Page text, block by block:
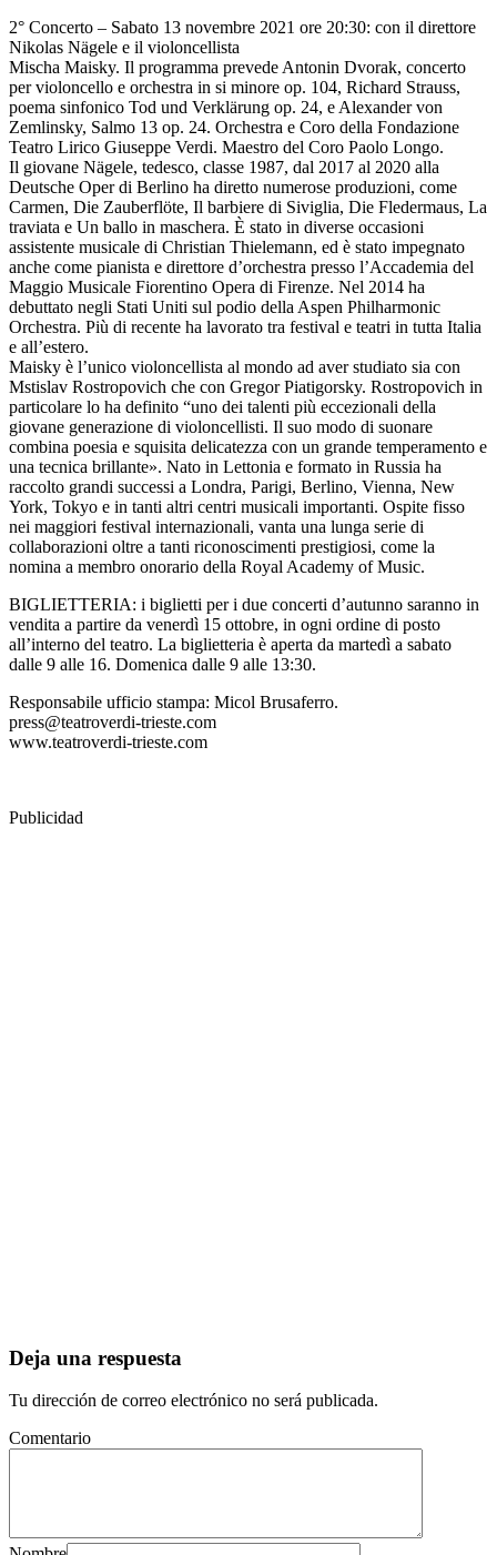
2° Concerto – Sabato 13 novembre 2021 ore 20:30: con il direttore
Nikolas Nägele e il violoncellista
Mischa Maisky. Il programma prevede Antonin Dvorak, concerto
per violoncello e orchestra in si minore op. 104, Richard Strauss,
poema sinfonico Tod und Verklärung op. 24, e Alexander von
Zemlinsky, Salmo 13 op. 24. Orchestra e Coro della Fondazione
Teatro Lirico Giuseppe Verdi. Maestro del Coro Paolo Longo.
Il giovane Nägele, tedesco, classe 1987, dal 2017 al 2020 alla
Deutsche Oper di Berlino ha diretto numerose produzioni, come
Carmen, Die Zauberflöte, Il barbiere di Siviglia, Die Fledermaus, La
traviata e Un ballo in maschera. È stato in diverse occasioni
assistente musicale di Christian Thielemann, ed è stato impegnato
anche come pianista e direttore d’orchestra presso l’Accademia del
Maggio Musicale Fiorentino Opera di Firenze. Nel 2014 ha
debuttato negli Stati Uniti sul podio della Aspen Philharmonic
Orchestra. Più di recente ha lavorato tra festival e teatri in tutta Italia
e all’estero.
Maisky è l’unico violoncellista al mondo ad aver studiato sia con
Mstislav Rostropovich che con Gregor Piatigorsky. Rostropovich in
particolare lo ha definito “uno dei talenti più eccezionali della
giovane generazione di violoncellisti. Il suo modo di suonare
combina poesia e squisita delicatezza con un grande temperamento e
una tecnica brillante». Nato in Lettonia e formato in Russia ha
raccolto grandi successi a Londra, Parigi, Berlino, Vienna, New
York, Tokyo e in tanti altri centri musicali importanti. Ospite fisso
nei maggiori festival internazionali, vanta una lunga serie di
collaborazioni oltre a tanti riconoscimenti prestigiosi, come la
nomina a membro onorario della Royal Academy of Music.
BIGLIETTERIA: i biglietti per i due concerti d’autunno saranno in
vendita a partire da venerdì 15 ottobre, in ogni ordine di posto
all’interno del teatro. La biglietteria è aperta da martedì a sabato
dalle 9 alle 16. Domenica dalle 9 alle 13:30.
Responsabile ufficio stampa: Micol Brusaferro.
press@teatroverdi-trieste.com
www.teatroverdi-trieste.com
Publicidad
Deja una respuesta
Tu dirección de correo electrónico no será publicada.
Comentario